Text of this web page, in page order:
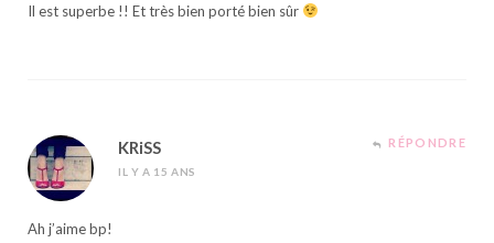
Il est superbe !! Et très bien porté bien sûr
KRiSS
IL Y A 15 ANS
RÉPONDRE
Ah j’aime bp!